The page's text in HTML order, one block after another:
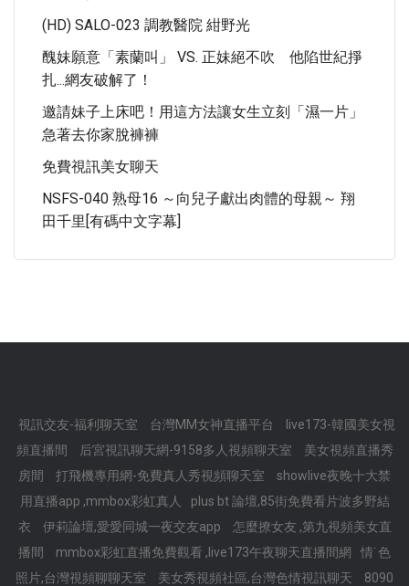
(HD) SALO-023 調教醫院 紺野光
醜妹願意「素蘭叫」 VS. 正妹絕不吹 他陷世紀掙
扎...網友破解了！
邀請妹子上床吧！用這方法讓女生立刻「濕一片」
急著去你家脫褲褲
免費視訊美女聊天
NSFS-040 熟母16 ～向兒子獻出肉體的母親～ 翔
田千里[有碼中文字幕]
視訊交友-福利聊天室 台灣MM女神直播平台
live173-韓國美女視
頻直播間
后宮視訊聊天網-9158多人視頻聊天室
美女視頻直播秀
房間
打飛機專用網-免費真人秀視頻聊天室
showlive夜晚十大禁
用直播app ,mmbox彩虹真人
plus bt 論壇,85街免費看片波多野結
衣
伊莉論壇,愛愛同城一夜交友app
怎麼撩女友 ,第九視頻美女直
播間
mmbox彩虹直播免費觀看 ,live173午夜聊天直播間網
情˙色
照片,台灣視頻聊聊天室
美女秀視頻社區,台灣色情視訊聊天
8090